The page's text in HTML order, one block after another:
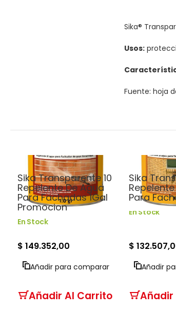
Sika®
Usos:
Fuente: hoja
Impermeabilización
Sika Transparente 10
Repelente De Agua
Para Fachadas 1Gal
Promocion
En Stock
$ 149.352,00
Añadir para comparar
Añadir Al Carrito
Sika
Para
En Stock
$
Añadir